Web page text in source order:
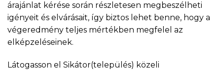
árajánlat kérése során részletesen megbeszélheti
igényeit és elvárásait, így biztos lehet benne, hogy a
végeredmény teljes mértékben megfelel az
elképzeléseinek.
Látogasson el Sikátor(település) közeli